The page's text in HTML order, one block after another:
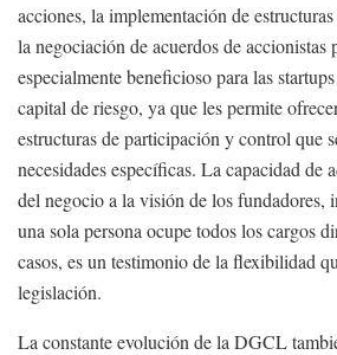
acciones, la implementación de
la negociación de acuerdos de accionistas
especialmente beneficioso para las
capital de riesgo, ya que les permite
estructuras de participación y control que
necesidades específicas. La capacidad de
del negocio a la visión de los fundadores,
una sola persona ocupe todos los cargos
casos, es un testimonio de la flexibilidad
legislación.
La constante evolución de la DGCL